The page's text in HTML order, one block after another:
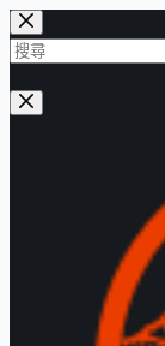
跳
至
要
找